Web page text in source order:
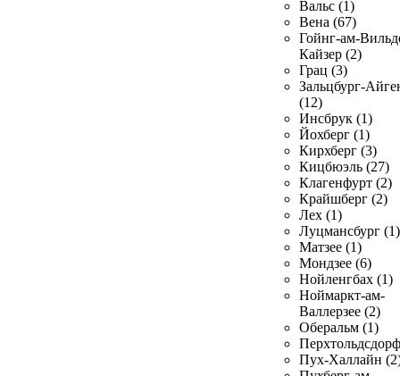
Вальс (1)
Вена (67)
Гойнг-ам-
Кайзер (2)
Грац (3)
Зальцбург-
(12)
Инсбрук (1)
Йохберг (1)
Кирхберг (3)
Кицбюэль (27)
Клагенфурт (2)
Крайшберг (2)
Лех (1)
Луцмансбург (1)
Матзее (1)
Мондзее (6)
Нойленгбах (1)
Ноймаркт-ам-
Валлерзее (2)
Оберальм (1)
Пух-Халлайн